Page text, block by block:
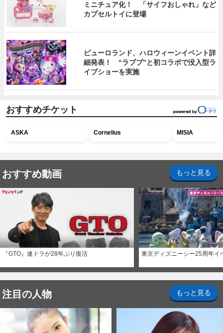
ミニチュア化！ 「サイフおしゃれ」など
カプセルトイに登場
ピューロランド、ハロウィーンイベント詳
細発表！ “ラブブ”と初コラボで没入型ラ
イブショーを実施
おすすめチケット
ASKA Cornelius MISIA
おすすめ動画 もっと見る
『GTO』連ドラが28年ぶり復活 東京ディズニーシー25周年イ
注目の人物 もっと見る